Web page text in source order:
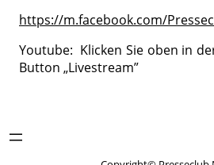
https://m.facebook.com/
Youtube: Klicken Sie oben in
Button „Livestream”